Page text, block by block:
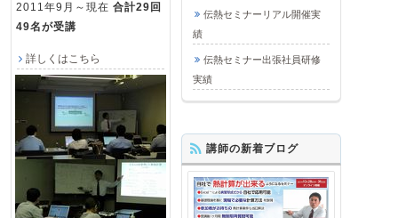
伝熱セミナーリアル開催実
績
伝熱セミナー出張社員研修
実績
2011年9月～現在 合計29回
49名が受講
詳しくはこちら
講師の新着ブログ